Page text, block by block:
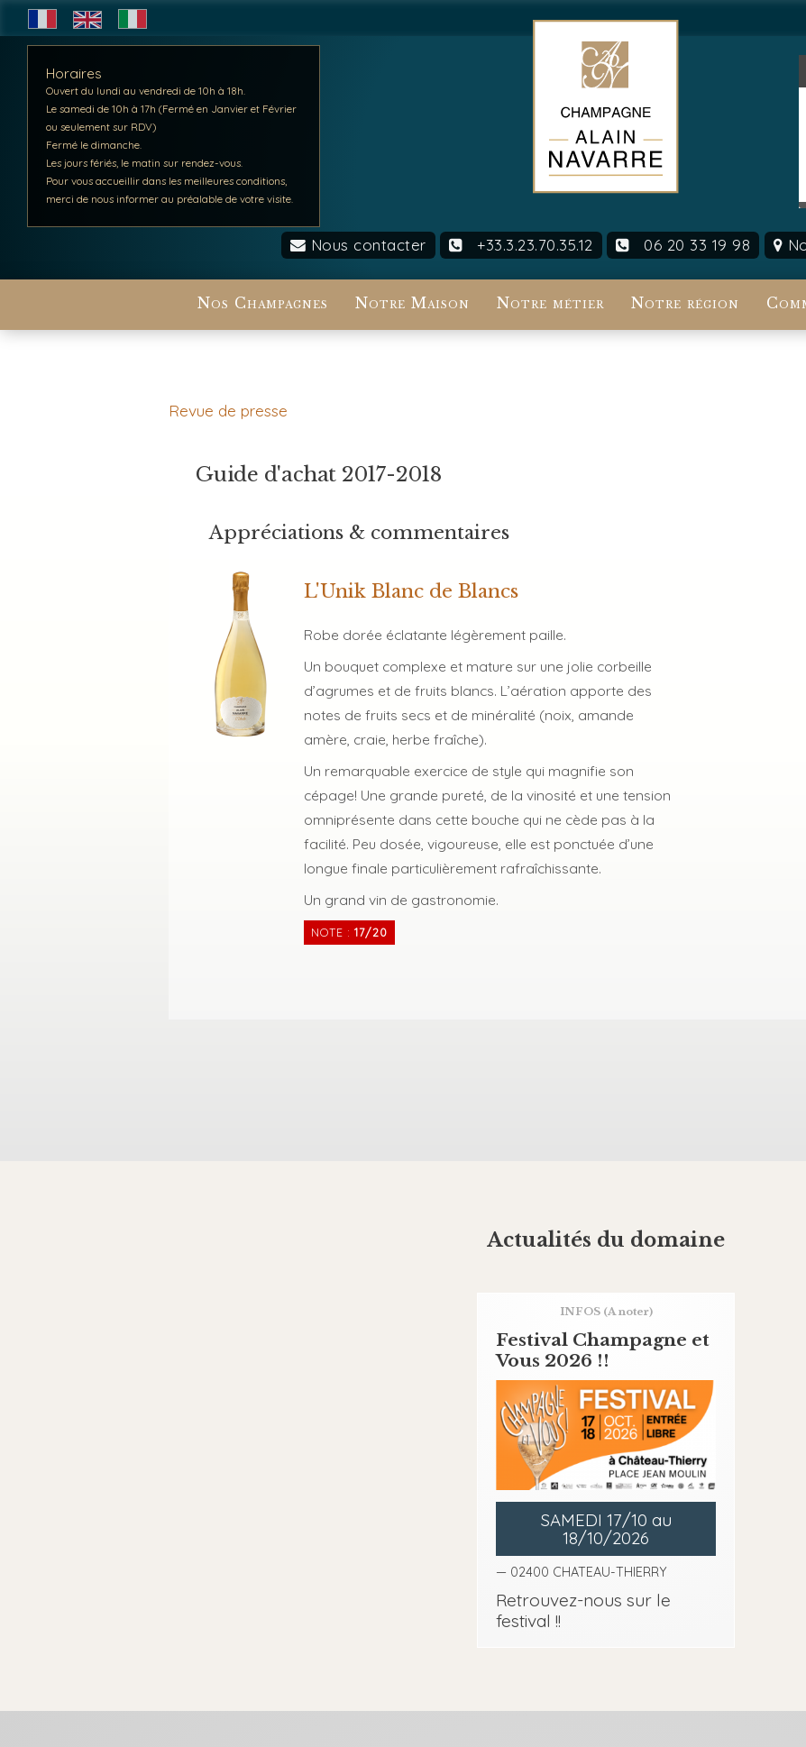
Horaires
Ouvert du lundi au vendredi de 10h à 18h.
Le samedi de 10h à 17h (Fermé en Janvier et Février
ou seulement sur RDV)
Fermé le dimanche.
Les jours fériés, le matin sur rendez-vous.
Pour vous accueillir dans les meilleures conditions,
merci de nous informer au préalable de votre visite.
Nous contacter +33.3.23.70.35.12 06 20 33 19 98
Nos Champagnes Notre Maison Notre métier Notre région
Revue de presse
Guide d'achat 2017-2018
Appréciations & commentaires
L'Unik Blanc de Blancs
Robe dorée éclatante légèrement paille.
Un bouquet complexe et mature sur une jolie corbeille
d’agrumes et de fruits blancs. L’aération apporte des
notes de fruits secs et de minéralité (noix, amande
amère, craie, herbe fraîche).
Un remarquable exercice de style qui magnifie son
cépage! Une grande pureté, de la vinosité et une tension
omniprésente dans cette bouche qui ne cède pas à la
facilité. Peu dosée, vigoureuse, elle est ponctuée d’une
longue finale particulièrement rafraîchissante.
Un grand vin de gastronomie.
NOTE :17/20
Actualités du domaine
INFOS (A noter)
Festival Champagne et
Vous 2026 !!
SAMEDI 17/10 au
18/10/2026
— 02400 CHATEAU-THIERRY
Retrouvez-nous sur le
festival !!